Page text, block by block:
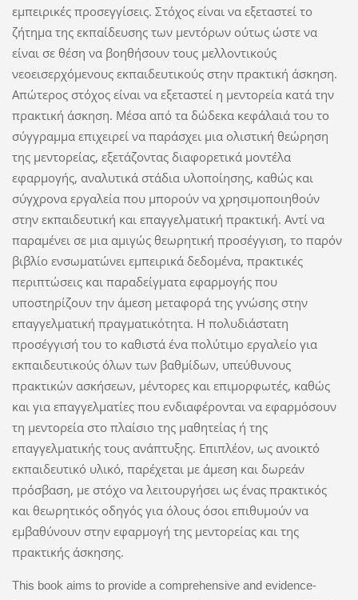
εμπειρικές προσεγγίσεις. Στόχος είναι να εξεταστεί το
ζήτημα της εκπαίδευσης των μεντόρων ούτως ώστε να
είναι σε θέση να βοηθήσουν τους μελλοντικούς
νεοεισερχόμενους εκπαιδευτικούς στην πρακτική άσκηση.
Απώτερος στόχος είναι να εξεταστεί η μεντορεία κατά την
πρακτική άσκηση. Μέσα από τα δώδεκα κεφάλαιά του το
σύγγραμμα επιχειρεί να παράσχει μια ολιστική θεώρηση
της μεντορείας, εξετάζοντας διαφορετικά μοντέλα
εφαρμογής, αναλυτικά στάδια υλοποίησης, καθώς και
σύγχρονα εργαλεία που μπορούν να χρησιμοποιηθούν
στην εκπαιδευτική και επαγγελματική πρακτική. Αντί να
παραμένει σε μια αμιγώς θεωρητική προσέγγιση, το παρόν
βιβλίο ενσωματώνει εμπειρικά δεδομένα, πρακτικές
περιπτώσεις και παραδείγματα εφαρμογής που
υποστηρίζουν την άμεση μεταφορά της γνώσης στην
επαγγελματική πραγματικότητα. Η πολυδιάστατη
προσέγγισή του το καθιστά ένα πολύτιμο εργαλείο για
εκπαιδευτικούς όλων των βαθμίδων, υπεύθυνους
πρακτικών ασκήσεων, μέντορες και επιμορφωτές, καθώς
και για επαγγελματίες που ενδιαφέρονται να εφαρμόσουν
τη μεντορεία στο πλαίσιο της μαθητείας ή της
επαγγελματικής τους ανάπτυξης. Επιπλέον, ως ανοικτό
εκπαιδευτικό υλικό, παρέχεται με άμεση και δωρεάν
πρόσβαση, με στόχο να λειτουργήσει ως ένας πρακτικός
και θεωρητικός οδηγός για όλους όσοι επιθυμούν να
εμβαθύνουν στην εφαρμογή της μεντορείας και της
πρακτικής άσκησης.
This book aims to provide a comprehensive and evidence-